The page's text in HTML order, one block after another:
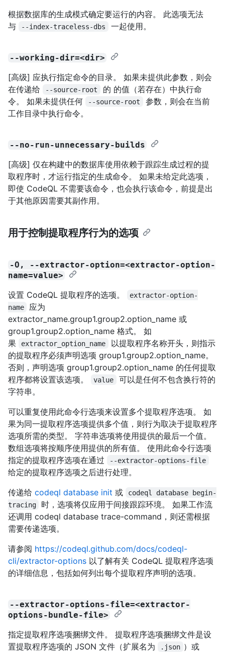
根据数据库的生成模式确定要运行的内容。 此选项无法
与
--index-traceless-dbs 一起使用。
--working-dir=<dir>
[高级] 应执行指定命令的目录。 如果未提供此参数，则会
在传递给
--source-root 的 的值（若存在）中执行命
令。 如果未提供任何
--source-root
参数，则会在当前
工作目录中执行命令。
--no-run-unnecessary-builds
[高级] 仅在构建中的数据库使用依赖于跟踪生成过程的提
取程序时，才运行指定的生成命令。 如果未给定此选项，
即使 CodeQL 不需要该命令，也会执行该命令，前提是出
于其他原因需要其副作用。
用于控制提取程序行为的选项
-O, --extractor-option=<extractor-option-
name=value>
设置 CodeQL 提取程序的选项。
extractor-option-
name
应为
extractor_name.group1.group2.option_name 或
group1.group2.option_name 格式。 如
果
extractor_option_name
以提取程序名称开头，则指示
的提取程序必须声明选项 group1.group2.option_name。
否则，声明选项 group1.group2.option_name 的任何提取
程序都将设置该选项。
value
可以是任何不包含换行符的
字符串。
可以重复使用此命令行选项来设置多个提取程序选项。 如
果为同一提取程序选项提供多个值，则行为取决于提取程序
选项所需的类型。 字符串选项将使用提供的最后一个值。
数组选项将按顺序使用提供的所有值。 使用此命令行选项
指定的提取程序选项在通过
--extractor-options-file
给定的提取程序选项之后进行处理。
传递给 codeql database init 或
codeql database begin-
tracing
时，选项将仅应用于间接跟踪环境。 如果工作流
还调用 codeql database trace-command，则还需根据
需要传递选项。
请参阅 https://codeql.github.com/docs/codeql-
cli/extractor-options 以了解有关 CodeQL 提取程序选项
的详细信息，包括如何列出每个提取程序声明的选项。
--extractor-options-file=<extractor-
options-bundle-file>
指定提取程序选项捆绑文件。 提取程序选项捆绑文件是设
置提取程序选项的 JSON 文件（扩展名为
.json ）或